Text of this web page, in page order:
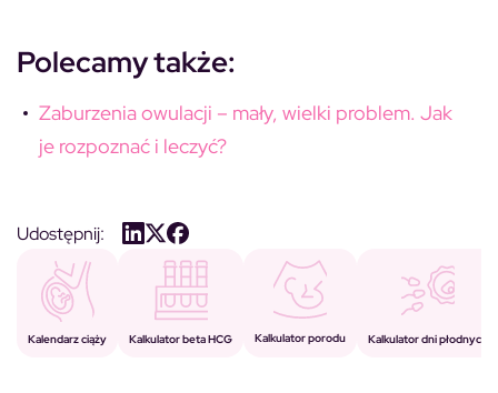
Polecamy także:
Zaburzenia owulacji – mały, wielki problem. Jak
je rozpoznać i leczyć?
Udostępnij:
Kalendarz ciąży Kalkulator beta HCG Kalkulator porodu Kalkulator dni płodnych